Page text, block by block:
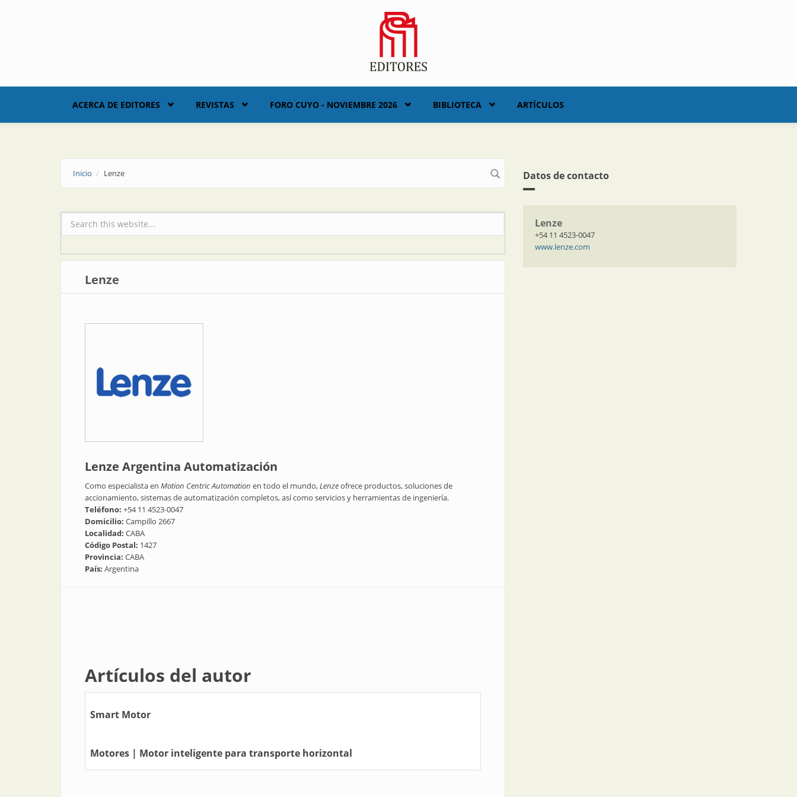
ACERCA DE EDITORES REVISTAS FORO CUYO - NOVIEMBRE 2026 BIBLIOTECA ARTÍCULOS
Inicio Lenze
Formulario de búsqueda
Lenze
Lenze Argentina Automatización
Como especialista en Motion Centric Automation en todo el mundo,Lenzeofrece productos, soluciones de
accionamiento, sistemas de automatización completos, así como servicios y herramientas de ingeniería.
Teléfono: +54 11 4523-0047
Domicilio: Campillo 2667
Localidad: CABA
Código Postal: 1427
Provincia: CABA
País: Argentina
Artículos del autor
Smart Motor
Motores | Motor inteligente para transporte horizontal
Datos de contacto
Lenze
+54 11 4523-0047
www.lenze.com